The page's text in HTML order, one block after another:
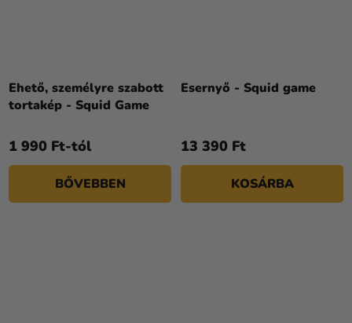
Ehető, személyre szabott
tortakép - Squid Game
1 990 Ft-tól
BŐVEBBEN
Esernyő - Squid game
13 390 Ft
KOSÁRBA